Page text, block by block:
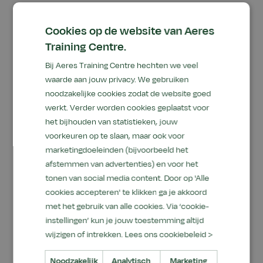
de wereld van vissen
Deelnemers aan de cursus komen uit heel
Nederland en brengen uiteenlopende
achtergronden mee. Sommigen hebben al jaren
ervaring in de sector, anderen starten blanco. Op
de vraag wat een van de mooiste ervaringen is
die ze heeft meegemaakt tijdens de cursus,
antwoord Stella: “Er was een cursist die net
begon op de aquariumafdeling van een
tuincentrum. Zij had totaal geen ervaring, maar
dook er volledig in. Tegen het einde van de
cursus had ze thuis zelf een aquarium
aangeschaft en slaagde ze met vlag en wimpel.”
Dit soort verhalen laten goed zien hoe
Cookies op de website van Aeres
Training Centre.
Bij Aeres Training Centre hechten we veel
waarde aan jouw privacy. We gebruiken
noodzakelijke cookies zodat de website goed
werkt. Verder worden cookies geplaatst voor
het bijhouden van statistieken, jouw
voorkeuren op te slaan, maar ook voor
marketingdoeleinden (bijvoorbeeld het
afstemmen van advertenties) en voor het
tonen van social media content. Door op 'Alle
cookies accepteren' te klikken ga je akkoord
met het gebruik van alle cookies. Via ‘cookie-
instellingen’ kun je jouw toestemming altijd
wijzigen of intrekken. Lees ons cookiebeleid >
Noodzakelijk Analytisch Marketing